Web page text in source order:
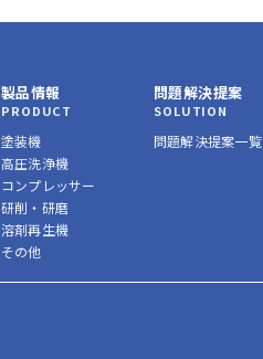
製品情報
PRODUCT
塗装機
高圧洗浄機
コンプレッサー
研削・研磨
溶剤再生機
その他
問題解決提案
SOLUTION
問題解決提案一覧